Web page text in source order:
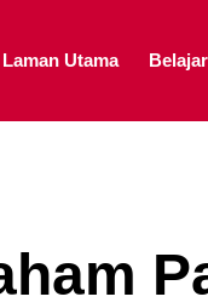
Laman Utama